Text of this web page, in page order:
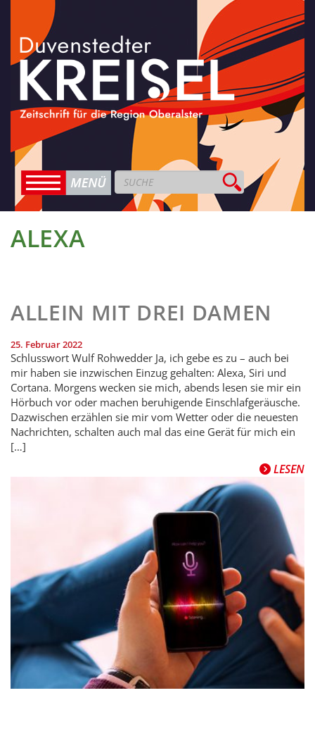
ALEXA
ALLEIN MIT DREI DAMEN
25. Februar 2022
Schlusswort Wulf Rohwedder Ja, ich gebe es zu – auch bei
mir haben sie inzwischen Einzug gehalten: Alexa, Siri und
Cortana. Morgens wecken sie mich, abends lesen sie mir ein
Hörbuch vor oder machen beruhigende Einschlafgeräusche.
Dazwischen erzählen sie mir vom Wetter oder die neuesten
Nachrichten, schalten auch mal das eine Gerät für mich ein
[…]
LESEN